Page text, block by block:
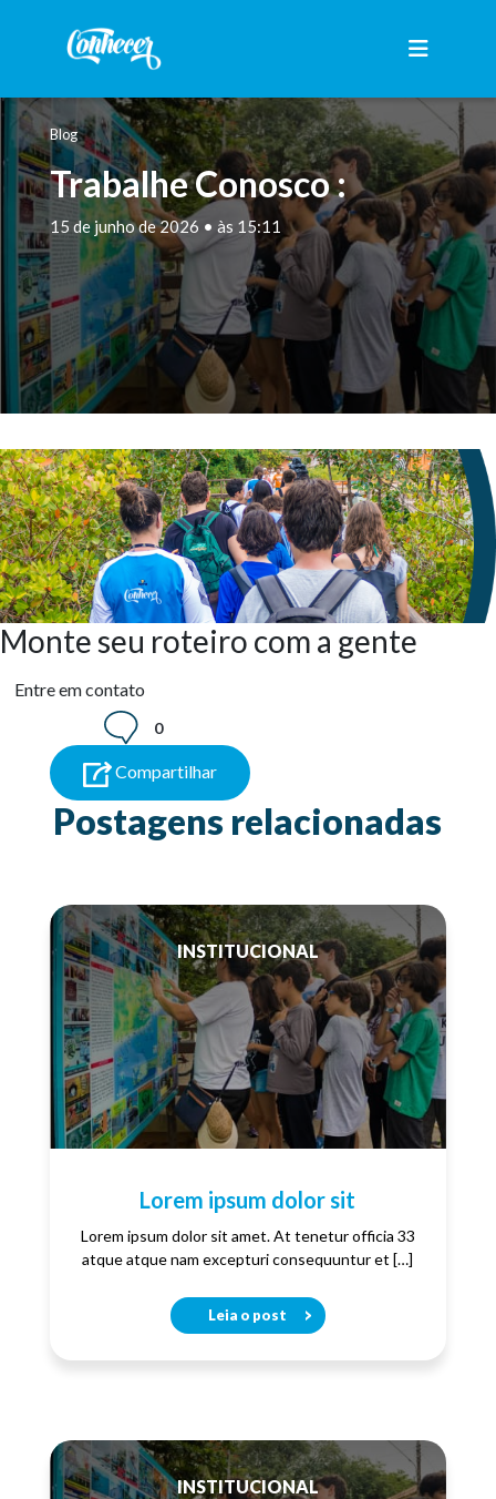
Blog
Trabalhe Conosco :
15 de junho de 2026 • às 15:11
Monte seu roteiro com a gente
Entre em contato
0
Compartilhar
Postagens relacionadas
INSTITUCIONAL
Lorem ipsum dolor sit
Lorem ipsum dolor sit amet. At tenetur officia 33
atque atque nam excepturi consequuntur et […]
Leia o post
INSTITUCIONAL